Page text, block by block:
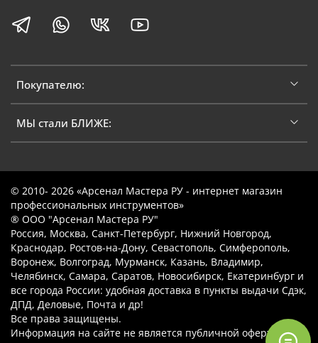
Покупателю:
МЫ стали БЛИЖЕ:
© 2010- 2026 «Арсенал Мастера РУ - интернет магазин
профессиональных инструментов»
® ООО "Арсенал Мастера РУ"
Россия, Москва, Санкт-Петербург, Нижний Новгород,
Краснодар, Ростов-на-Дону, Севастополь, Симферополь,
Воронеж, Волгоград, Мурманск, Казань, Владимир,
Челябинск, Самара, Саратов, Новосибирск, Екатеринбург и
все города России: удобная доставка в пункты выдачи Сдэк,
ДПД, Деловые, Почта и др!
Все права защищены.
Информация на сайте не является публичной офертой.